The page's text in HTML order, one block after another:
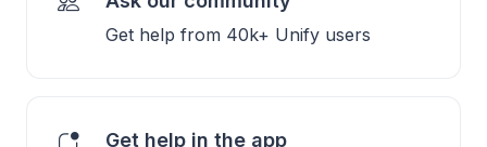
Get help from 40k+ Unify users
Get help in the app